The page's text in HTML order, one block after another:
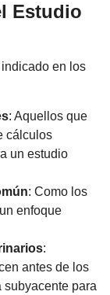
Estudio
en los
: Aquellos que
cálculos
un estudio
: Como los
enfoque
:
antes de los
subyacente para